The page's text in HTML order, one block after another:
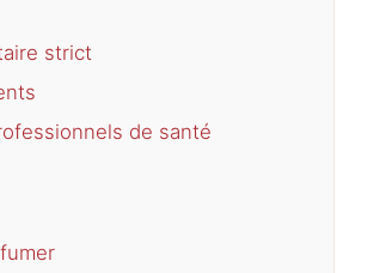
strict
de santé